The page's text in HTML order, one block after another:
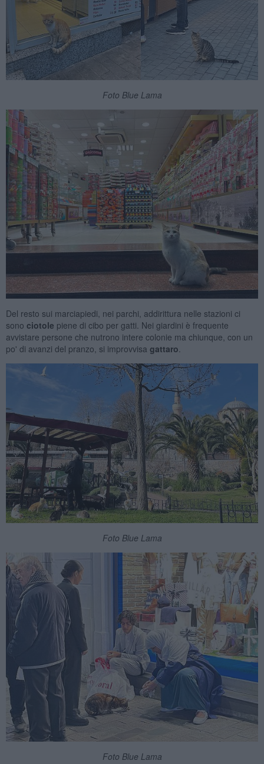
Foto Blue Lama
Del resto sui marciapiedi, nei parchi, addirittura nelle stazioni ci
sono ciotole piene di cibo per gatti. Nei giardini è frequente
avvistare persone che nutrono intere colonie ma chiunque, con un
po' di avanzi del pranzo, si improvvisa gattaro.
Foto Blue Lama
Foto Blue Lama